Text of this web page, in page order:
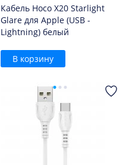
Кабель Hoco X20 Starlight
Glare для Apple (USB -
Lightning) белый
В корзину